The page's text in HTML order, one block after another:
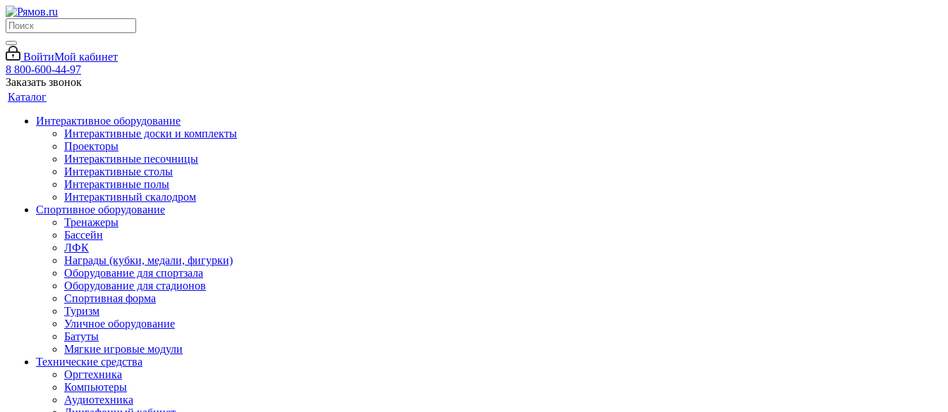
ВойтиМой кабинет
8 800-600-44-97
Заказать звонок
Каталог
Интерактивное оборудование
Интерактивные доски и комплекты
Проекторы
Интерактивные песочницы
Интерактивные столы
Интерактивные полы
Интерактивный скалодром
Спортивное оборудование
Тренажеры
Бассейн
ЛФК
Награды (кубки, медали, фигурки)
Оборудование для спортзала
Оборудование для стадионов
Спортивная форма
Туризм
Уличное оборудование
Батуты
Мягкие игровые модули
Технические средства
Оргтехника
Компьютеры
Аудиотехника